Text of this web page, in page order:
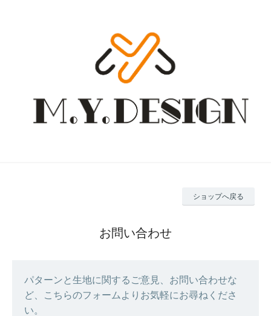
ショップへ戻る
お問い合わせ
パターンと生地に関するご意見、お問い合わせな
ど、こちらのフォームよりお気軽にお尋ねくださ
い。